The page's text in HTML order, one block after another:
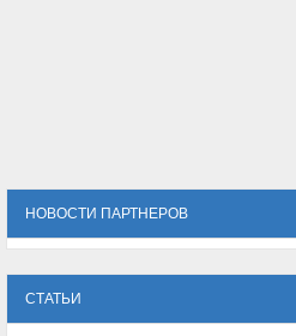
НОВОСТИ ПАРТНЕРОВ
СТАТЬИ